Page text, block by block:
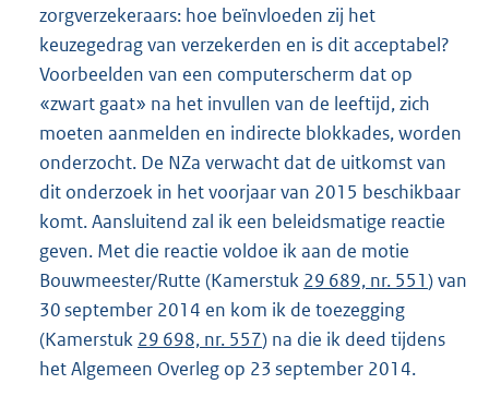
zorgverzekeraars: hoe beïnvloeden zij het
keuzegedrag van verzekerden en is dit acceptabel?
Voorbeelden van een computerscherm dat op
«zwart gaat» na het invullen van de leeftijd, zich
moeten aanmelden en indirecte blokkades, worden
onderzocht. De NZa verwacht dat de uitkomst van
dit onderzoek in het voorjaar van 2015 beschikbaar
komt. Aansluitend zal ik een beleidsmatige reactie
geven. Met die reactie voldoe ik aan de motie
Bouwmeester/Rutte (Kamerstuk 29 689, nr. 551) van
30 september 2014 en kom ik de toezegging
(Kamerstuk 29 698, nr. 557) na die ik deed tijdens
het Algemeen Overleg op 23 september 2014.